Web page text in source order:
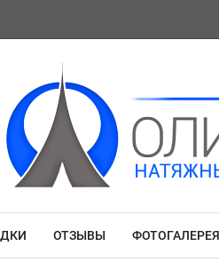
ОТЗЫВЫ ФОТОГАЛЕРЕЯ